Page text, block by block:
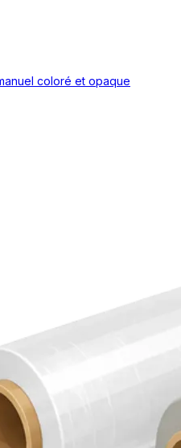
coloré et opaque